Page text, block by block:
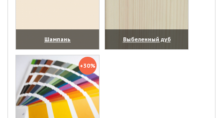
Шампань
(увеличить)
Выбеленный дуб
(увеличить)
+30%